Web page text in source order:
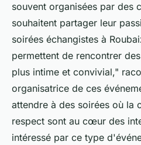
souvent organisées par des
souhaitent partager leur
soirées échangistes à
permettent de rencontrer
plus intime et convivial,"
organisatrice de ces
attendre à des soirées où la
respect sont au cœur des
intéressé par ce type